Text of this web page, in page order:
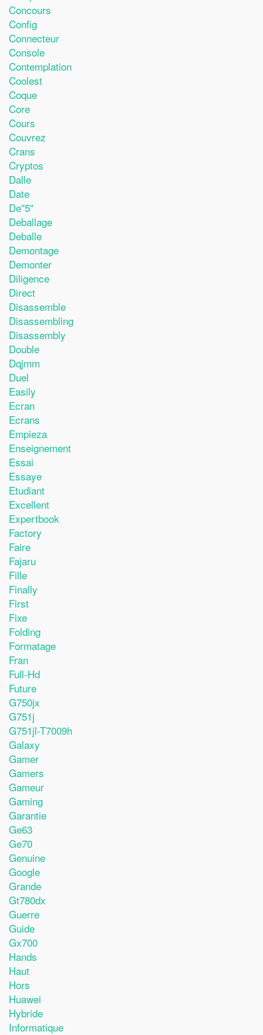
Concours
Config
Connecteur
Console
Contemplation
Coolest
Coque
Core
Cours
Couvrez
Crans
Cryptos
Dalle
Date
De''5''
Deballage
Deballe
Demontage
Demonter
Diligence
Direct
Disassemble
Disassembling
Disassembly
Double
Dqjmm
Duel
Easily
Ecran
Ecrans
Empieza
Enseignement
Essai
Essaye
Etudiant
Excellent
Expertbook
Factory
Faire
Fajaru
Fille
Finally
First
Fixe
Folding
Formatage
Fran
Full-Hd
Future
G750jx
G751j
G751jl-T7009h
Galaxy
Gamer
Gamers
Gameur
Gaming
Garantie
Ge63
Ge70
Genuine
Google
Grande
Gt780dx
Guerre
Guide
Gx700
Hands
Haut
Hors
Huawei
Hybride
Informatique